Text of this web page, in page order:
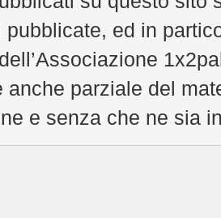
pubblicate, ed in
anche parziale del
e senza che ne sia